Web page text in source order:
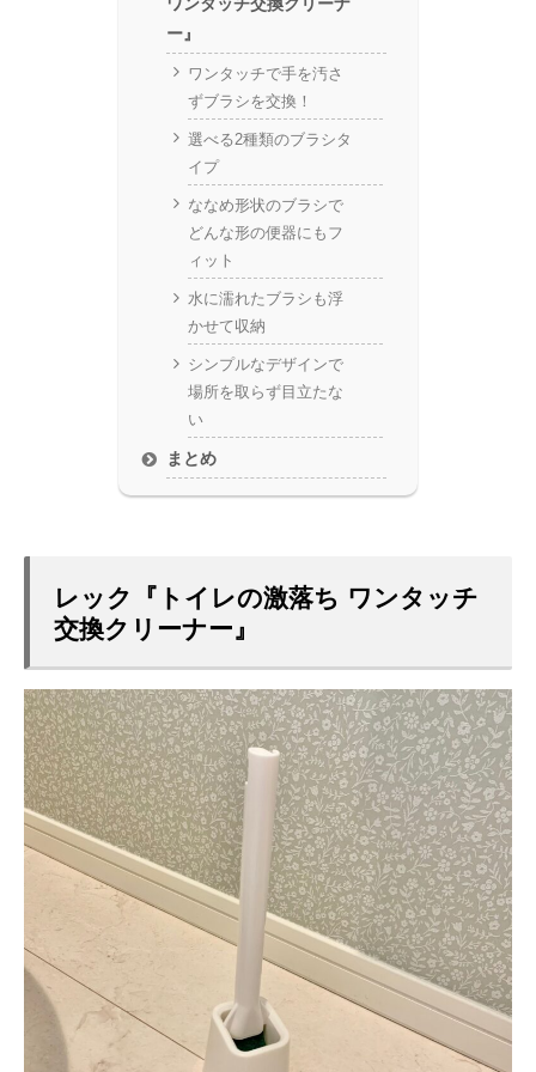
ー』
ワンタッチで手を汚さ
ずブラシを交換！
選べる2種類のブラシタ
イプ
ななめ形状のブラシで
どんな形の便器にもフ
ィット
水に濡れたブラシも浮
かせて収納
シンプルなデザインで
場所を取らず目立たな
い
まとめ
レック『トイレの激落ち ワンタッチ
交換クリーナー』